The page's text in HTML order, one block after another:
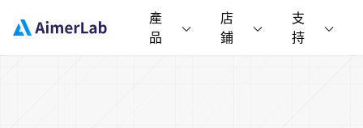
產
品
店
鋪
支
持